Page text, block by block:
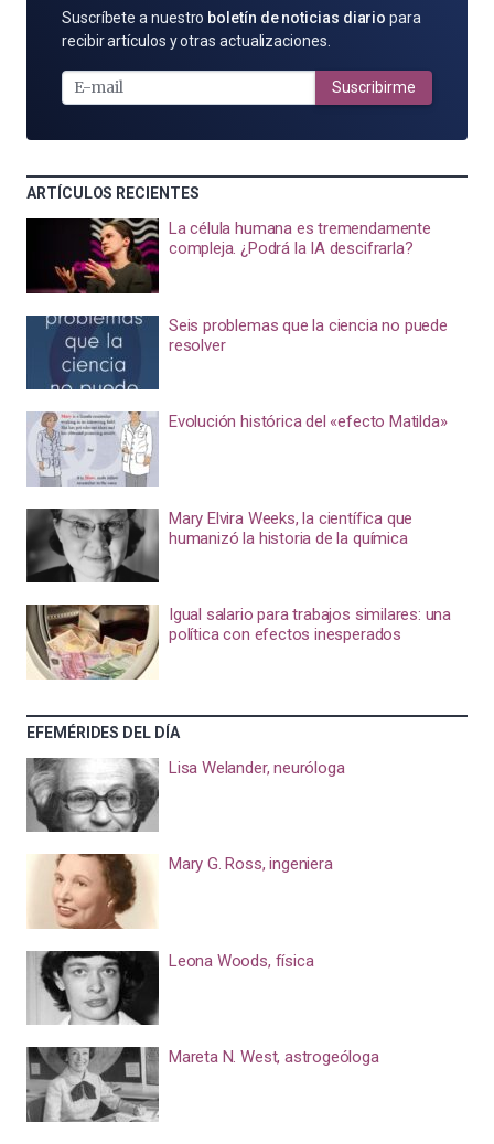
SUSCRÍBETE
POR
MAIL
Suscríbete a nuestro boletín de noticias diario para
recibir artículos y otras actualizaciones.
Suscribirme
ARTÍCULOS RECIENTES
La célula humana es tremendamente
compleja. ¿Podrá la IA descifrarla?
Seis problemas que la ciencia no puede
resolver
Evolución histórica del «efecto Matilda»
Mary Elvira Weeks, la científica que
humanizó la historia de la química
Igual salario para trabajos similares: una
política con efectos inesperados
EFEMÉRIDES DEL DÍA
Lisa Welander, neuróloga
Mary G. Ross, ingeniera
Leona Woods, física
Mareta N. West, astrogeóloga